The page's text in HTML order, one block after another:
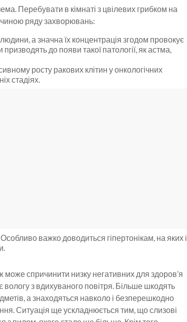
Перебувати в кімнаті з цвілевих грибком на
ряду захворювань:
а значна їх концентрація згодом провокує
до появи такої патології, як астма,
росту ракових клітин у онкологічних
стадіях.
важко доводиться гіпертонікам, на яких і
може спричинити низку негативних для здоров’я
з вдихуваного повітря. Більше шкодять
а знаходяться навколо і безперешкодно
Ситуація ще ускладнюється тим, що слизові